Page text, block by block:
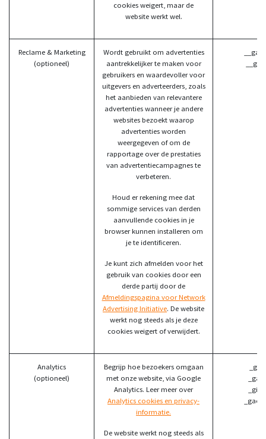
cookies weigert, maar de
website werkt wel.
Reclame & Marketing
(optioneel)
Wordt gebruikt om advertenties
aantrekkelijker te maken voor
gebruikers en waardevoller voor
uitgevers en adverteerders, zoals
het aanbieden van relevantere
advertenties wanneer je andere
websites bezoekt waarop
advertenties worden
weergegeven of om de
rapportage over de prestaties
van advertentiecampagnes te
verbeteren.
Houd er rekening mee dat
sommige services van derden
aanvullende cookies in je
browser kunnen installeren om
je te identificeren.
Je kunt zich afmelden voor het
gebruik van cookies door een
derde partij door de
Afmeldingspagina voor Network
Advertising Initiative. De website
werkt nog steeds als je deze
cookies weigert of verwijdert.
Analytics
(optioneel)
Begrijp hoe bezoekers omgaan
met onze website, via Google
Analytics. Leer meer over
Analytics cookies en privacy-
informatie.
De website werkt nog steeds als
_ga